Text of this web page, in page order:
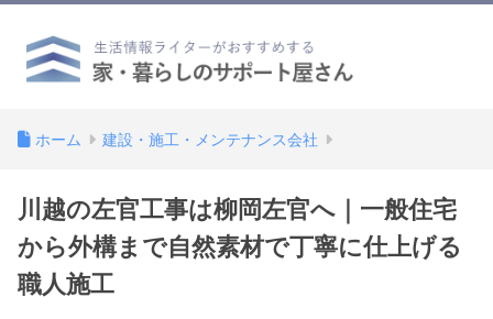
ホーム 建設・施工・メンテナンス会社
川越の左官工事は柳岡左官へ｜一般住宅
から外構まで自然素材で丁寧に仕上げる
職人施工